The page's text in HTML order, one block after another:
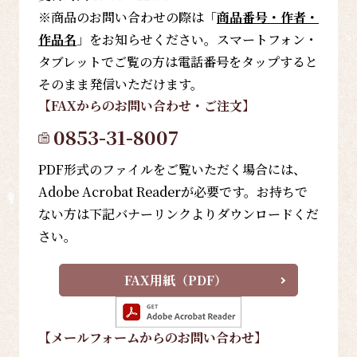
※商品のお問い合わせの際は「商品番号・作者・
作品名 」をお知らせください。スマートフォン・
タブレットでご覧の方は電話番号をタップすると
そのまま発信いただけます。
【FAXからのお問い合わせ・ご注文】
0853-31-8007
PDF形式のファイルをご覧いただく場合には、
Adobe Acrobat Readerが必要です。お持ちで
ない方は下記バナーリンクよりダウンロードくだ
さい。
FAX用紙（PDF）
【メールフォームからのお問い合わせ】